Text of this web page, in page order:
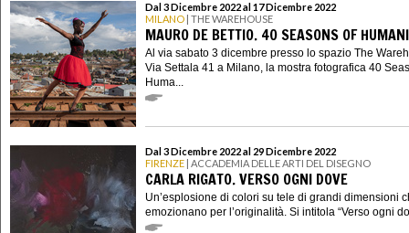
Dal 3 Dicembre 2022 al 17 Dicembre 2022
MILANO | THE WAREHOUSE
MAURO DE BETTIO. 40 SEASONS OF
Al via sabato 3 dicembre presso lo spazio The
Via Settala 41 a Milano, la mostra fotografica 40
Huma...
Dal 3 Dicembre 2022 al 29 Dicembre 2022
FIRENZE | ACCADEMIA DELLE ARTI DEL DISEGNO
CARLA RIGATO. VERSO OGNI DOVE
Un’esplosione di colori su tele di grandi dimensioni
emozionano per l’originalità. Si intitola “Verso ogni